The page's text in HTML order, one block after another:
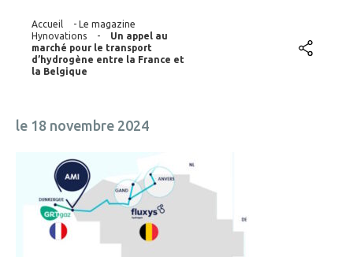
Accueil - Le magazine
Hynovations
-
Un appel au
marché pour le transport
d’hydrogène entre la France et
la Belgique
le 18 novembre 2024